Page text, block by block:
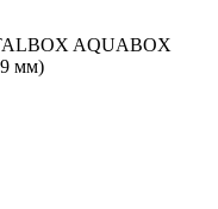
AQUABOX
мм)